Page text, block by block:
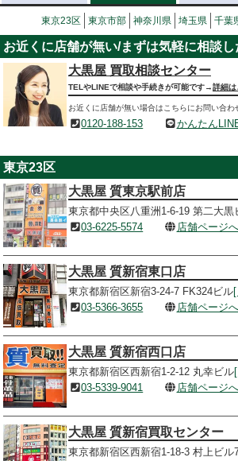
東京23区 東京市部 神奈川県 埼玉県 千葉
お近くに店舗が無い/まずは気軽に相談し
大黒屋 買取相談センター
TELやLINEで相談や手続きが可能です→詳細は
お近くに店舗が無い場合はこちらにお問い合わ
0120-188-153 かんたん
東京23区
大黒屋 質東京駅前店
東京都中央区八重洲1-6-19 第二大黒
03-6225-5574
店舗ページへ
大黒屋 質新宿東口店
東京都新宿区新宿3-24-7 FK324ビル
03-5366-3655
店舗ページへ
大黒屋 質新宿西口店
東京都新宿区西新宿1-2-12 丸幸ビル
03-5339-9041
店舗ページへ
大黒屋 質新宿買取センター
東京都新宿区西新宿1-18-3 村上ビル